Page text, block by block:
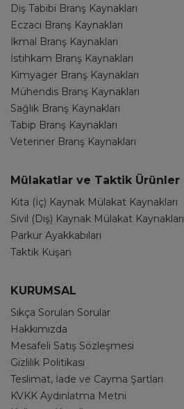
Diş Tabibi Branş Kaynakları
Eczacı Branş Kaynakları
İkmal Branş Kaynakları
İstihkam Branş Kaynakları
Kimyager Branş Kaynakları
Mühendis Branş Kaynakları
Sağlık Branş Kaynakları
Tabip Branş Kaynakları
Veteriner Branş Kaynakları
Mülakatlar ve Taktik Ürünler
Kıta (İç) Kaynak Mülakat Kaynakları
Sivil (Dış) Kaynak Mülakat Kaynakları
Parkur Ayakkabıları
Taktik Kuşan
KURUMSAL
Sıkça Sorulan Sorular
Hakkımızda
Mesafeli Satış Sözleşmesi
Gizlilik Politikası
Teslimat, İade ve Cayma Şartları
KVKK Aydınlatma Metni